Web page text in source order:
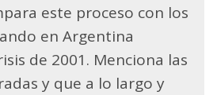
este proceso con los
en Argentina
de 2001. Menciona las
y que a lo largo y